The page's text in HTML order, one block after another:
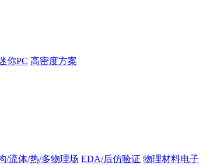
你PC 高密度方案
/流体/热/多物理场 EDA/后仿验证 物理材料电子